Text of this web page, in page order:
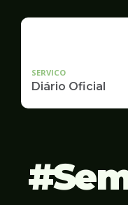
SERVICO
Diário Oficial